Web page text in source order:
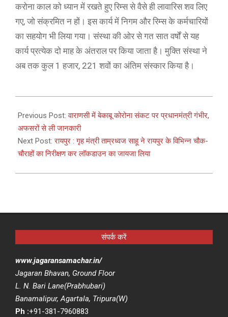
करोना काल को ध्यान में रखते हुए रिम्स से वैसे ही लावारिस शव लिए
गए, जो संक्रमित न हों। इस कार्य में निगम और रिम्स के कर्मचारियों
का सहयोग भी लिया गया। संस्था की ओर से गत सात वर्षों से यह
कार्य प्रत्येक दो माह के अंतराल पर किया जाता है। मुक्ति संस्था ने
अब तक कुल 1 हजार, 221 शवों का अंतिम संस्कार किया है।
04-
18
Previous Post:वाराणसी में बेकाबू कोरोना संकट पर प्रधानमंत्री गंभीर,
अफसरों से ली जानकारी
Next Post:रायपुर : गृह मंत्री ताम्रध्वज साहू ने रायपुर के विभिन्न चौक-
चौराहों का निरीक्षण कर लॉकडाउन का जायजा लिया
संपर्क करें
www.jagaransamachar.in/
Jagaran Bhavan, Ground Floor
L. N. Bari Lane(Prabhubari)
Banamalipur, Agartala, Tripura(W)
Ph :+91-381-7960883